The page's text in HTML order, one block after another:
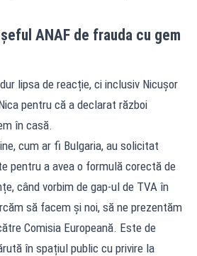
ANAF de frauda cu gem
lipsa de reacție, ci inclusiv Nicușor
pentru că a declarat război
în casă.
cum ar fi Bulgaria, au solicitat
pentru a avea o formulă corectă de
când vorbim de gap-ul de TVA în
să facem și noi, să ne prezentăm
Comisia Europeană. Este de
în spațiul public cu privire la